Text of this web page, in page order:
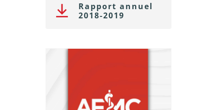
Rapport annuel
2018-2019